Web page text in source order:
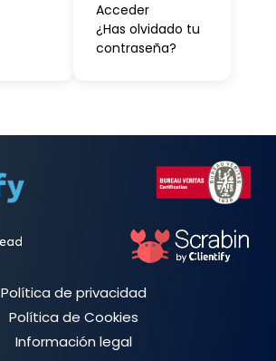
Acceder
¿Has olvidado tu
contraseña?
Política de privacidad
Política de Cookies
Información legal